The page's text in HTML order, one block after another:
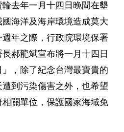
去年一月十四日晚間在墾
海洋及海岸環境造成莫大
年之際，行政院環境保署
郝龍斌宣布將一月十四日
，除了紀念台灣最寶貴的
到污染傷害之外，也希望
關單位，保護國家海域免